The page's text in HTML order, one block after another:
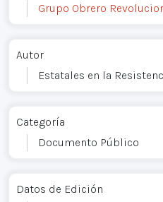
Grupo Obrero
Autor
Estatales en la
Categoría
Documento Público
Datos de Edición